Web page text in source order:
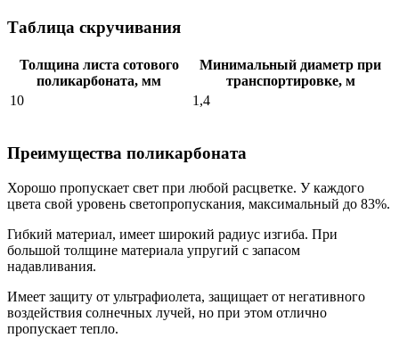
Таблица скручивания
Толщина листа сотового
поликарбоната, мм
Минимальный диаметр при
транспортировке, м
10
1,4
Преимущества поликарбоната
Хорошо пропускает свет при любой расцветке. У каждого
цвета свой уровень светопропускания, максимальный до 83%.
Гибкий материал, имеет широкий радиус изгиба. При
большой толщине материала упругий с запасом
надавливания.
Имеет защиту от ультрафиолета, защищает от негативного
воздействия солнечных лучей, но при этом отлично
пропускает тепло.